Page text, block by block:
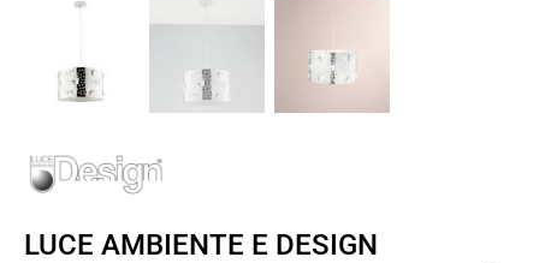
LUCE AMBIENTE E DESIGN